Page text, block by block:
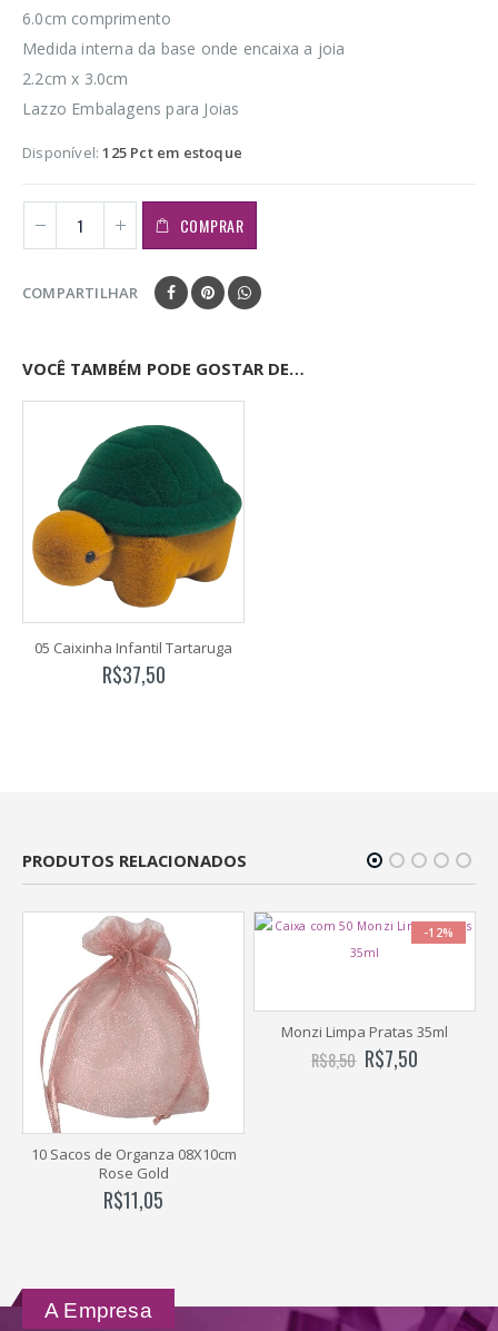
6.0cm comprimento
Medida interna da base onde encaixa a joia
2.2cm x 3.0cm
Lazzo Embalagens para Joias
Disponível:125 Pct em estoque
COMPRAR
COMPARTILHAR
VOCÊ TAMBÉM PODE GOSTAR DE…
05 Caixinha Infantil Tartaruga
R$37,50
PRODUTOS RELACIONADOS
de Organza 08X10cm
Rose Gold
-12%
Monzi Limpa Pratas 35ml
R$7,50
Pct 10
A Empresa